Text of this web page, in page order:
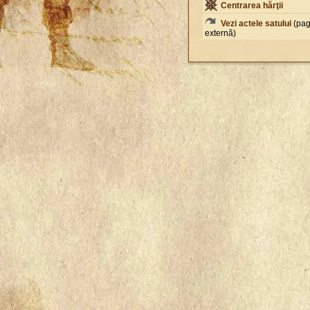
Centrarea hărţii
Vezi actele satului
externă)